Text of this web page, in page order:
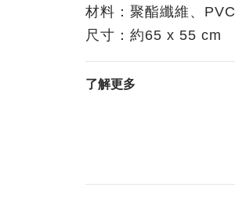
材料：聚酯纖維、PVC
尺寸：約65 x 55 cm
了解更多